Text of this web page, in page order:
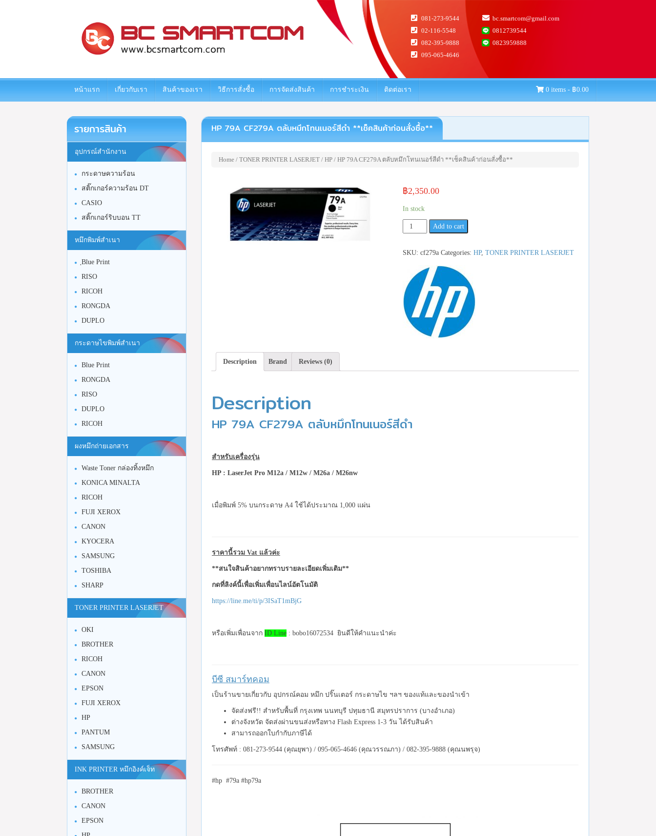
081-273-9544
bc.smartcom@gmail.com
02-116-5548
0812739544
082-395-9888
0823959888
095-065-4646
หน้าแรก เกี่ยวกับเรา สินค้าของเรา วิธีการสั่งซื้อ การจัดส่งสินค้า การชำระเงิน ติดต่อเรา 0 items - ฿0.00
HP 79A CF279A ตลับหมึกโทนเนอร์สีดำ **เช็คสินค้าก่อนสั่งซื้อ**
Home / TONER PRINTER LASERJET / HP / HP 79A CF279A ตลับหมึกโทนเนอร์สีดำ **เช็คสินค้าก่อนสั่งซื้อ**
฿2,350.00
In stock
HP
79A
โทนเนอร์
สีดำ
**เช็ค
สินค้า
ก่อน
Add to cart
SKU: cf279a Categories: HP, TONER PRINTER LASERJET
Description Brand Reviews (0)
Description
HP 79A CF279A ตลับหมึกโทนเนอร์สีดำ
สำหรับเครื่องรุ่น
HP : LaserJet Pro M12a / M12w / M26a / M26nw
เมื่อพิมพ์ 5% บนกระดาษ A4 ใช้ได้ประมาณ 1,000 แผ่น
ราคานี้รวม Vat แล้วค่ะ
**สนใจสินค้าอยากทราบรายละเอียดเพิ่มเติม**
กดที่ลิงค์นี้เพื่อเพิ่มเพื่อนไลน์อัตโนมัติ
https://line.me/ti/p/3ISaT1mBjG
หรือเพิ่มเพื่อนจาก ID Line : bobo16072534 ยินดีให้คำแนะนำค่ะ
บีซี สมาร์ทคอม
เป็นร้านขายเกี่ยวกับ อุปกรณ์คอม หมึก ปริ๊นเตอร์ กระดาษไข ฯลฯ ของแท้และของนำเข้า
จัดส่งฟรี!! สำหรับพื้นที่ กรุงเทพ นนทบุรี ปทุมธานี สมุทรปราการ (บางอำเภอ)
ต่างจังหวัด จัดส่งผ่านขนส่งหรือทาง Flash Express 1-3 วัน ได้รับสินค้า
สามารถออกใบกำกับภาษีได้
โทรศัพท์ : 081-273-9544 (คุณยุพา) / 095-065-4646 (คุณวรรณภา) / 082-395-9888 (คุณนพรุจ)
#hp #79a #hp79a
รายการสินค้า
อุปกรณ์สำนักงาน
กระดาษความร้อน
สติ๊กเกอร์ความร้อน DT
CASIO
สติ๊กเกอร์ริบบอน TT
หมึกพิมพ์สำเนา
ฺBlue Print
RISO
RICOH
RONGDA
DUPLO
กระดาษไขพิมพ์สำเนา
Blue Print
RONGDA
RISO
DUPLO
RICOH
ผงหมึกถ่ายเอกสาร
Waste Toner กล่องทิ้งหมึก
KONICA MINALTA
RICOH
FUJI XEROX
CANON
KYOCERA
SAMSUNG
TOSHIBA
SHARP
TONER PRINTER LASERJET
OKI
BROTHER
RICOH
CANON
EPSON
FUJI XEROX
HP
PANTUM
SAMSUNG
INK PRINTER หมึกอิงค์เจ็ท
BROTHER
CANON
EPSON